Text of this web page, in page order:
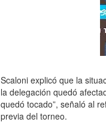
Scaloni explicó que la
la delegación quedó
quedó tocado”, señaló al
previa del torneo.